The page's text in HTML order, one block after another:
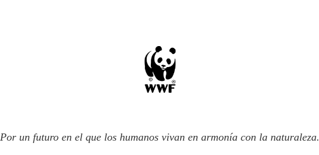
Por un futuro en el que los humanos vivan en armonía con la naturaleza.